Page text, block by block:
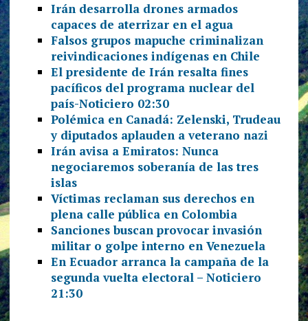
Irán desarrolla drones armados
capaces de aterrizar en el agua
Falsos grupos mapuche criminalizan
reivindicaciones indígenas en Chile
El presidente de Irán resalta fines
pacíficos del programa nuclear del
país-Noticiero 02:30
Polémica en Canadá: Zelenski, Trudeau
y diputados aplauden a veterano nazi
Irán avisa a Emiratos: Nunca
negociaremos soberanía de las tres
islas
Víctimas reclaman sus derechos en
plena calle pública en Colombia
Sanciones buscan provocar invasión
militar o golpe interno en Venezuela
En Ecuador arranca la campaña de la
segunda vuelta electoral – Noticiero
21:30